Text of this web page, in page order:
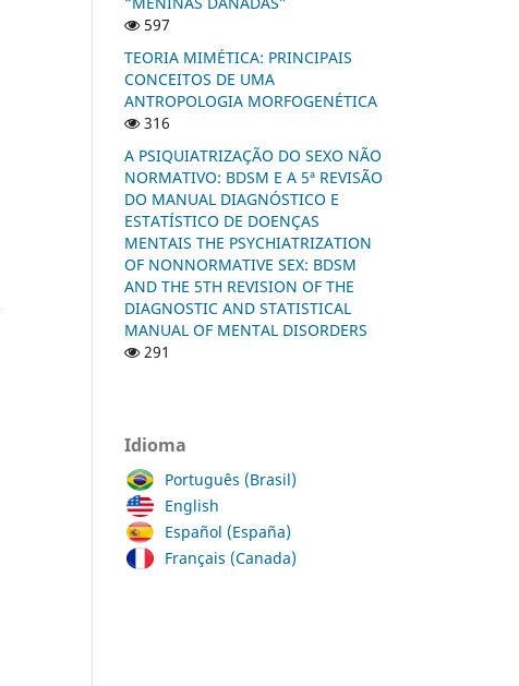
597
TEORIA MIMÉTICA: PRINCIPAIS
CONCEITOS DE UMA
ANTROPOLOGIA MORFOGENÉTICA
316
A PSIQUIATRIZAÇÃO DO SEXO NÃO
NORMATIVO: BDSM E A 5ª REVISÃO
DO MANUAL DIAGNÓSTICO E
ESTATÍSTICO DE DOENÇAS
MENTAIS THE PSYCHIATRIZATION
OF NONNORMATIVE SEX: BDSM
AND THE 5TH REVISION OF THE
DIAGNOSTIC AND STATISTICAL
MANUAL OF MENTAL DISORDERS
291
Idioma
Português (Brasil)
English
Español (España)
Français (Canada)